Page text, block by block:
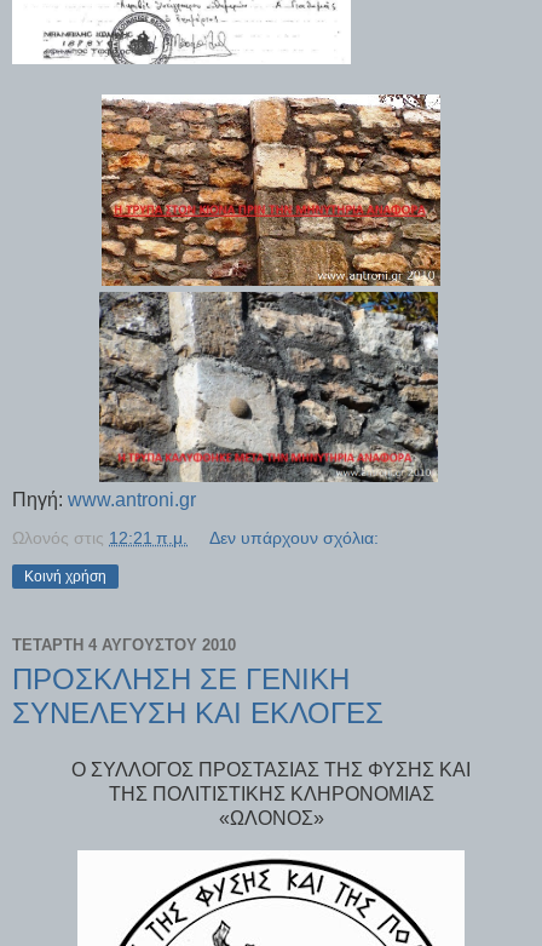
Πηγή: www.antroni.gr
Ωλονός στις 12:21 π.μ. Δεν υπάρχουν σχόλια:
Κοινή χρήση
ΤΕΤΆΡΤΗ 4 ΑΥΓΟΎΣΤΟΥ 2010
ΠΡΟΣΚΛΗΣΗ ΣΕ ΓΕΝΙΚΗ
ΣΥΝΕΛΕΥΣΗ ΚΑΙ ΕΚΛΟΓΕΣ
O ΣΥΛΛΟΓΟΣ ΠΡΟΣΤΑΣΙΑΣ ΤΗΣ ΦΥΣΗΣ ΚΑΙ
ΤΗΣ ΠΟΛΙΤΙΣΤΙΚΗΣ ΚΛΗΡΟΝΟΜΙΑΣ
«ΩΛΟΝΟΣ»